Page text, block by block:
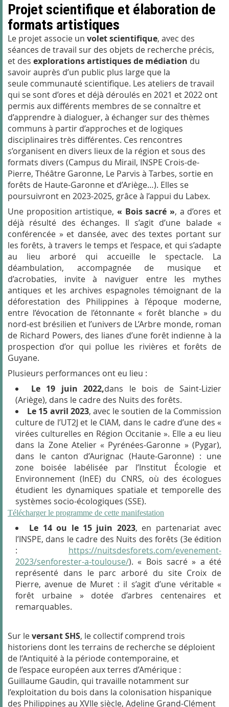
Projet scientifique et élaboration de
formats artistiques
Le projet associe un volet scientifique, avec des
séances de travail sur des objets de recherche précis,
et des explorations artistiques de médiation du
savoir auprès d’un public plus large que la
seule communauté scientifique. Les ateliers de travail
qui se sont d’ores et déjà déroulés en 2021 et 2022 ont
permis aux différents membres de se connaître et
d’apprendre à dialoguer, à échanger sur des thèmes
communs à partir d’approches et de logiques
disciplinaires très différentes. Ces rencontres
s’organisent en divers lieux de la région et sous des
formats divers (Campus du Mirail, INSPE Crois-de-
Pierre, Théâtre Garonne, Le Parvis à Tarbes, sortie en
forêts de Haute-Garonne et d’Ariège…). Elles se
poursuivront en 2023-2025, grâce à l’appui du Labex.
Une proposition artistique, « Bois sacré », a d’ores et
déjà résulté des échanges. Il s’agit d’une balade «
conférencée » et dansée, avec des textes portant sur
les forêts, à travers le temps et l’espace, et qui s’adapte
au lieu arboré qui accueille le spectacle. La
déambulation, accompagnée de musique et
d’acrobaties, invite à naviguer entre les mythes
antiques et les archives espagnoles témoignant de la
déforestation des Philippines à l’époque moderne,
entre l’évocation de l’étonnante « forêt blanche » du
nord-est brésilien et l’univers de L’Arbre monde, roman
de Richard Powers, des lianes d’une forêt indienne à la
prospection d’or qui pollue les rivières et forêts de
Guyane.
Plusieurs performances ont eu lieu :
Le 19 juin 2022,dans le bois de Saint-Lizier
(Ariège), dans le cadre des Nuits des forêts.
Le 15 avril 2023, avec le soutien de la Commission
culture de l’UT2J et le CIAM, dans le cadre d’une des «
virées culturelles en Région Occitanie ». Elle a eu lieu
dans la Zone Atelier « Pyrénées-Garonne » (Pygar),
dans le canton d’Aurignac (Haute-Garonne) : une
zone boisée labélisée par l’Institut Écologie et
Environnement (InEE) du CNRS, où des écologues
étudient les dynamiques spatiale et temporelle des
systèmes socio-écologiques (SSE).
Télécharger le programme de cette manifestation
Le 14 ou le 15 juin 2023, en partenariat avec
l’INSPE, dans le cadre des Nuits des forêts (3eédition
: https://nuitsdesforets.com/evenement-
2023/senforester-a-toulouse/). « Bois sacré » a été
représenté dans le parc arboré du site Croix de
Pierre, avenue de Muret : il s’agit d’une véritable «
forêt urbaine » dotée d’arbres centenaires et
remarquables.
Sur leversant SHS, le collectif comprend trois
historiens dont les terrains de recherche se déploient
de l’Antiquité à la période contemporaine, et
de l’espace européen aux terres d’Amérique :
Guillaume Gaudin, qui travaille notamment sur
l’exploitation du bois dans la colonisation hispanique
des Philippines au XVIIe siècle, Adeline Grand-Clément